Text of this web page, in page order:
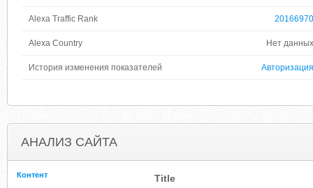
Alexa Traffic Rank 20166970
Alexa Country Нет данных
История изменения показателей Авторизация
АНАЛИЗ САЙТА
Контент Title